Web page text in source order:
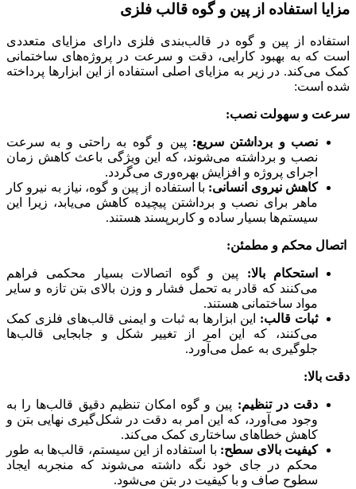
مزایا استفاده از پین و گوه قالب فلزی
استفاده از پین و گوه در قالب‌بندی فلزی دارای مزایای متعددی
است که به بهبود کارایی، دقت و سرعت در پروژه‌های ساختمانی
کمک می‌کند. در زیر به مزایای اصلی استفاده از این ابزارها پرداخته
شده است:
سرعت و سهولت نصب:
نصب و برداشتن سریع: پین و گوه به راحتی و به سرعت
نصب و برداشته می‌شوند، که این ویژگی باعث کاهش زمان
اجرای پروژه و افزایش بهره‌وری می‌گردد.
کاهش نیروی انسانی: با استفاده از پین و گوه، نیاز به نیرو کار
ماهر برای نصب و برداشتن پیچیده کاهش می‌یابد، زیرا این
سیستم‌ها بسیار ساده و کاربرپسند هستند.
اتصال محکم و مطمئن:
استحکام بالا: پین و گوه اتصالات بسیار محکمی فراهم
می‌کنند که قادر به تحمل فشار و وزن بالای بتن تازه و سایر
مواد ساختمانی هستند.
ثبات قالب: این ابزارها به ثبات و ایمنی قالب‌های فلزی کمک
می‌کنند، که این امر از تغییر شکل و جابجایی قالب‌ها
جلوگیری به عمل می‌آورد.
دقت بالا:
دقت در تنظیم: پین و گوه امکان تنظیم دقیق قالب‌ها را به
وجود می‌آورد، که این امر به دقت در شکل‌گیری نهایی بتن و
کاهش خطاهای ساختاری کمک می‌کند.
کیفیت بالای سطح: با استفاده از این سیستم، قالب‌ها به طور
محکم در جای خود نگه داشته می‌شوند که منجربه ایجاد
سطوح صاف و با کیفیت در بتن می‌شود.